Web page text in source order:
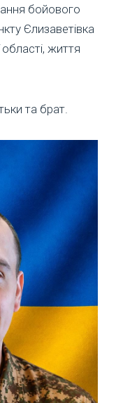
бойового
Єлизаветівка
життя
та брат.